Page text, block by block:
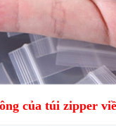
của túi zipper